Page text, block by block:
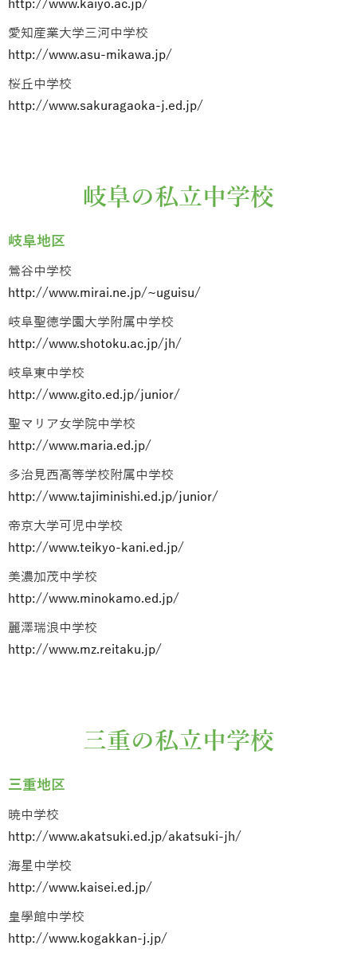
http://www.kaiyo.ac.jp/
愛知産業大学三河中学校
http://www.asu-mikawa.jp/
桜丘中学校
http://www.sakuragaoka-j.ed.jp/
岐阜の私立中学校
岐阜地区
鶯谷中学校
http://www.mirai.ne.jp/~uguisu/
岐阜聖徳学園大学附属中学校
http://www.shotoku.ac.jp/jh/
岐阜東中学校
http://www.gito.ed.jp/junior/
聖マリア女学院中学校
http://www.maria.ed.jp/
多治見西高等学校附属中学校
http://www.tajiminishi.ed.jp/junior/
帝京大学可児中学校
http://www.teikyo-kani.ed.jp/
美濃加茂中学校
http://www.minokamo.ed.jp/
麗澤瑞浪中学校
http://www.mz.reitaku.jp/
三重の私立中学校
三重地区
暁中学校
http://www.akatsuki.ed.jp/akatsuki-jh/
海星中学校
http://www.kaisei.ed.jp/
皇學館中学校
http://www.kogakkan-j.jp/